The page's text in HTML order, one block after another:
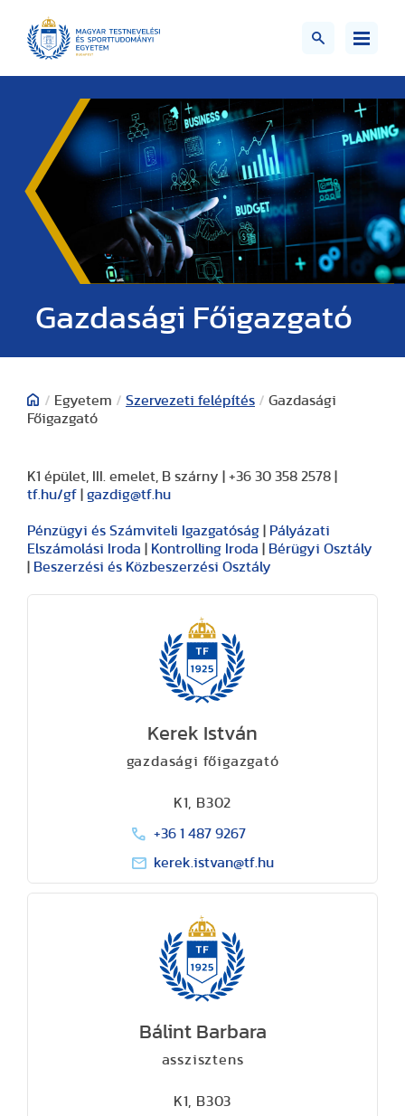
Gazdasági Főigazgató
/ Egyetem / Szervezeti felépítés / Gazdasági
Főigazgató
K1 épület, III. emelet, B szárny | +36 30 358 2578 |
tf.hu/gf | gazdig@tf.hu
Pénzügyi és Számviteli Igazgatóság | Pályázati
Elszámolási Iroda | Kontrolling Iroda | Bérügyi Osztály
| Beszerzési és Közbeszerzési Osztály
Kerek István
gazdasági főigazgató
K1, B302
+36 1 487 9267
kerek.istvan@tf.hu
Bálint Barbara
asszisztens
K1, B303